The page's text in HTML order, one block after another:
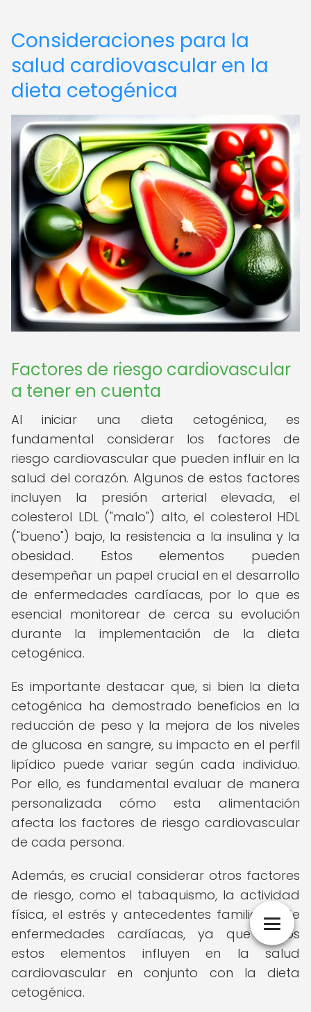
Consideraciones para la
salud cardiovascular en la
dieta cetogénica
Factores de riesgo cardiovascular
a tener en cuenta
Al iniciar una dieta cetogénica, es
fundamental considerar los factores de
riesgo cardiovascular que pueden influir en la
salud del corazón. Algunos de estos factores
incluyen la presión arterial elevada, el
colesterol LDL ("malo") alto, el colesterol HDL
("bueno") bajo, la resistencia a la insulina y la
obesidad. Estos elementos pueden
desempeñar un papel crucial en el desarrollo
de enfermedades cardíacas, por lo que es
esencial monitorear de cerca su evolución
durante la implementación de la dieta
cetogénica.
Es importante destacar que, si bien la dieta
cetogénica ha demostrado beneficios en la
reducción de peso y la mejora de los niveles
de glucosa en sangre, su impacto en el perfil
lipídico puede variar según cada individuo.
Por ello, es fundamental evaluar de manera
personalizada cómo esta alimentación
afecta los factores de riesgo cardiovascular
de cada persona.
Además, es crucial considerar otros factores
de riesgo, como el tabaquismo, la actividad
física, el estrés y antecedentes familiares de
enfermedades cardíacas, ya que todos
estos elementos influyen en la salud
cardiovascular en conjunto con la dieta
cetogénica.